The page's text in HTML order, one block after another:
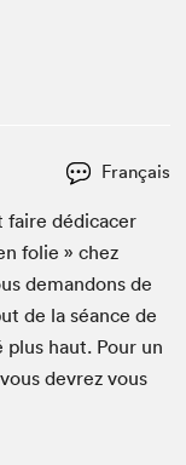
Français
faire dédi­cac­er
folie » chez
deman­dons de
de la séance de
plus haut. Pour un
devrez vous